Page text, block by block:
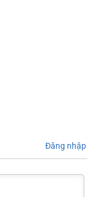
Đăng nhập